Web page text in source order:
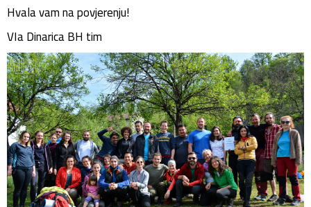
Hvala vam na povjerenju!
VIa Dinarica BH tim